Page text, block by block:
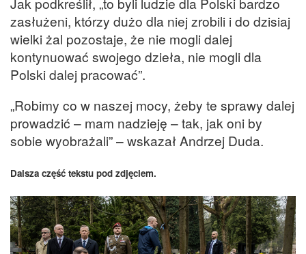
zasłużeni, którzy dużo dla niej zrobili i do dzisiaj
wielki żal pozostaje, że nie mogli dalej
kontynuować swojego dzieła, nie mogli dla
Polski dalej pracować”.
„Robimy co w naszej mocy, żeby te sprawy dalej
prowadzić – mam nadzieję – tak, jak oni by
sobie wyobrażali” – wskazał Andrzej Duda.
Dalsza część tekstu pod zdjęciem.